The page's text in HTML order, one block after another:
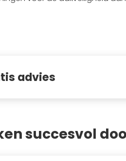
advies
succesvol